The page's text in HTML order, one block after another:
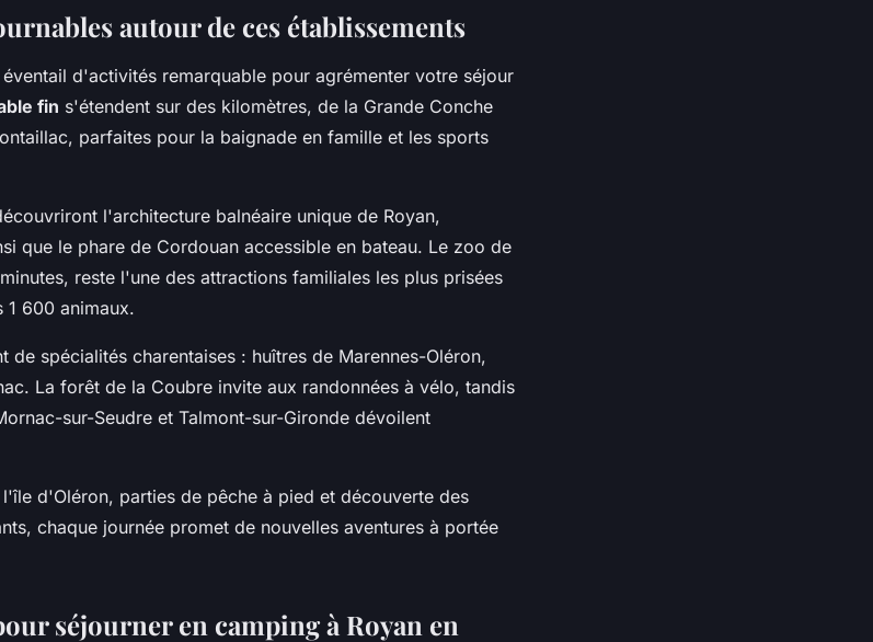
autour de ces établissements
d'activités remarquable pour agrémenter votre séjour
fin s'étendent sur des kilomètres, de la Grande Conche
parfaites pour la baignade en famille et les sports
l'architecture balnéaire unique de Royan,
que le phare de Cordouan accessible en bateau. Le zoo de
reste l'une des attractions familiales les plus prisées
1 600 animaux.
de spécialités charentaises : huîtres de Marennes-Oléron,
La forêt de la Coubre invite aux randonnées à vélo, tandis
sur-Seudre et Talmont-sur-Gironde dévoilent
d'Oléron, parties de pêche à pied et découverte des
chaque journée promet de nouvelles aventures à portée
séjourner en camping à Royan en